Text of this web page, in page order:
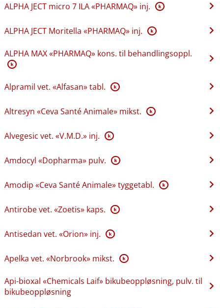
ALPHA JECT micro 7 ILA «PHARMAQ» inj. K
ALPHA JECT Moritella «PHARMAQ» inj. K
ALPHA MAX «PHARMAQ» kons. til behandlingsoppl.
K
Alpramil vet. «Alfasan» tabl. K
Altresyn «Ceva Santé Animale» mikst. K
Alvegesic vet. «V.M.D.» inj. K
Amdocyl «Dopharma» pulv. K
Amodip «Ceva Santé Animale» tyggetabl. K
Antirobe vet. «Zoetis» kaps. K
Antisedan vet. «Orion» inj. K
Apelka vet. «Norbrook» mikst. K
Api-bioxal «Chemicals Laif» bikubeoppløsning, pulv. til
bikubeoppløsning